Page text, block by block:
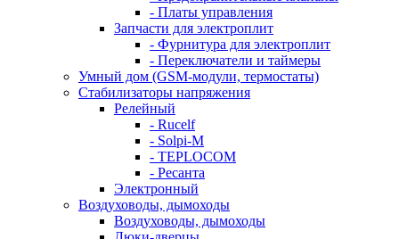
- Платы управления
Запчасти для электроплит
- Фурнитура для электроплит
- Переключатели и таймеры
Умный дом (GSM-модули, термостаты)
Cтабилизаторы напряжения
Релейный
- Rucelf
- Solpi-M
- TEPLOCOM
- Ресанта
Электронный
Воздуховоды, дымоходы
Воздуховоды, дымоходы